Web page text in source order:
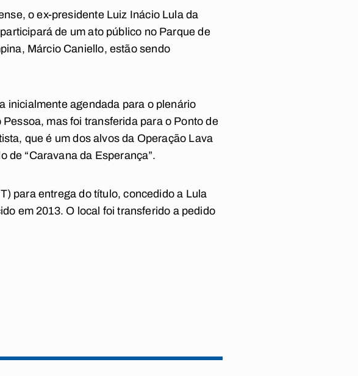
o ex-presidente Luiz Inácio Lula da
de um ato público no Parque de
Márcio Caniello, estão sendo
inicialmente agendada para o plenário
mas foi transferida para o Ponto de
que é um dos alvos da Operação Lava
de “Caravana da Esperança”.
para entrega do título, concedido a Lula
em 2013. O local foi transferido a pedido